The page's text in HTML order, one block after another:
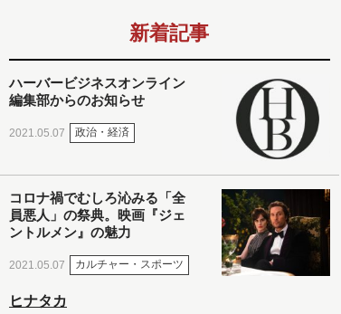
新着記事
ハーバービジネスオンライン
編集部からのお知らせ
2021.05.07 政治・経済
コロナ禍でむしろ沁みる「全
員悪人」の祭典。映画『ジェ
ントルメン』の魅力
2021.05.07 カルチャー・スポーツ
ヒナタカ